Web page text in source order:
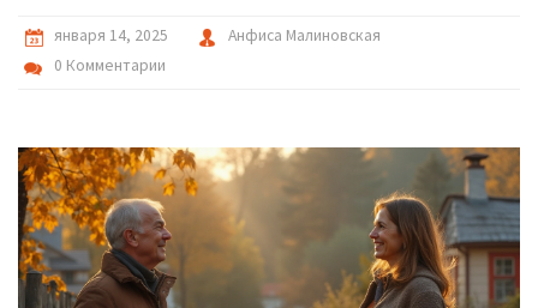
сосуществовать с соседями и защищать свои права.
января 14, 2025
Анфиса Малиновская
0 Комментарии